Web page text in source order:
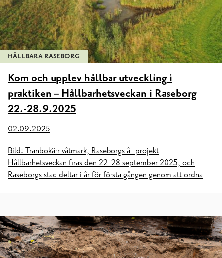
HÅLLBARA RASEBORG
Kom och upplev hållbar utveckling i
praktiken – Hållbarhetsveckan i Raseborg
22.-28.9.2025
02.09.2025
Bild: Tranbokärr våtmark, Raseborgs å -projekt
Hållbarhetsveckan firas den 22–28 september 2025, och
Raseborgs stad deltar i år för första gången genom att ordna